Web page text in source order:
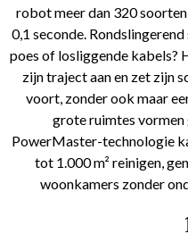
robot meer dan 320
0,1 seconde.
poes of losliggende kabels?
zijn traject aan en zet zijn
voort, zonder ook maar
grote ruimtes vormen
PowerMaster-technologie
tot 1.000 m² reinigen,
woonkamers zonder